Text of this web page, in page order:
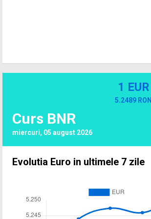
Curs BNR
miercuri, 05 august 2026
1 EUR
5.2489 RON
Evolutia Euro in ultimele 7 zile